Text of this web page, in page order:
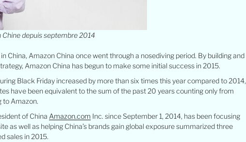
Chine depuis septembre 2014
China, Amazon China once went through a nosediving period. By building and
Amazon China has begun to make some initial success in 2015.
Black Friday increased by more than six times this year compared to 2014,
have been equivalent to the sum of the past 20 years counting only from
to Amazon.
of China Amazon.com Inc. since September 1, 2014, has been focusing
as well as helping China’s brands gain global exposure summarized three
sales in 2015.